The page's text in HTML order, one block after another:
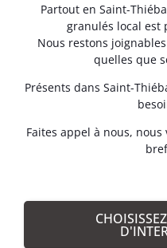
Partout en Saint-
granulés local est
Nous restons
quelles que
Présents dans Saint-
Faites appel à nous,